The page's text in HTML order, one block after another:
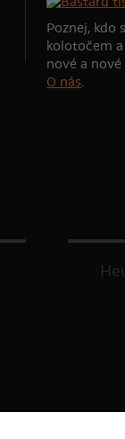
Poznej, kdo
kolotočem
nové a
O nás.